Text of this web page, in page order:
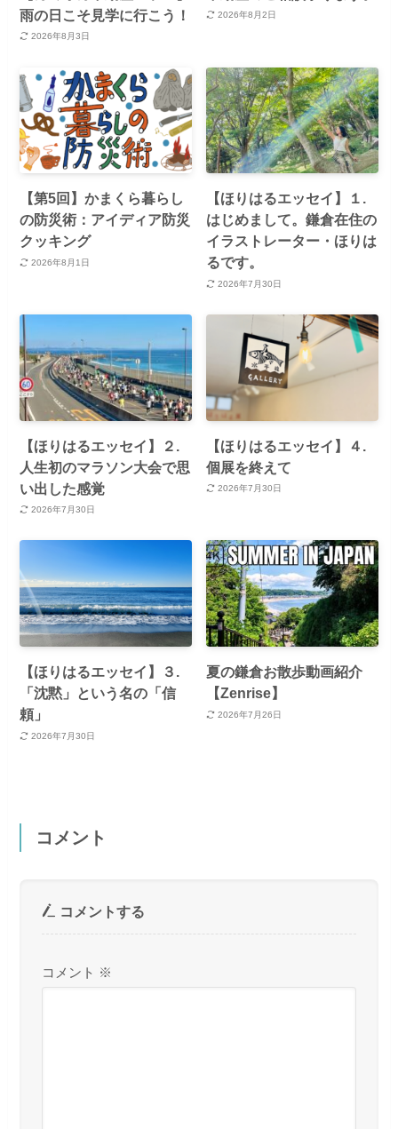
雨の日こそ見学に行こう！
2026年8月3日
2026年8月2日
【第5回】かまくら暮らし
の防災術：アイディア防災
クッキング
2026年8月1日
【ほりはるエッセイ】１.
はじめまして。鎌倉在住の
イラストレーター・ほりは
るです。
2026年7月30日
【ほりはるエッセイ】２.
人生初のマラソン大会で思
い出した感覚
2026年7月30日
【ほりはるエッセイ】４.
個展を終えて
2026年7月30日
【ほりはるエッセイ】３.
「沈黙」という名の「信
頼」
2026年7月30日
夏の鎌倉お散歩動画紹介
【Zenrise】
2026年7月26日
コメント
コメントする
コメント ※